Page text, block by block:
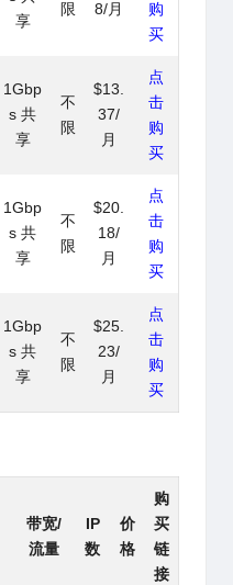
享
限 8/月
购
买
1Gbp
s 共
享
不
限
$13.
37/
月
点
击
购
买
1Gbp
s 共
享
不
限
$20.
18/
月
点
击
购
买
1Gbp
s 共
享
不
限
$25.
23/
月
点
击
购
买
带宽/
流量
IP
数
价
格
购
买
链
接